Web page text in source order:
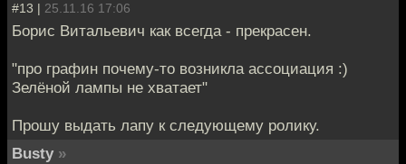
#13 | 25.11.16 17:06
Борис Витальевич как всегда - прекрасен.
"про графин почему-то возникла ассоциация :)
Зелёной лампы не хватает"
Прошу выдать лапу к следующему ролику.
Busty »